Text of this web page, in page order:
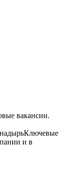
вакансии.
Ключевые
и в